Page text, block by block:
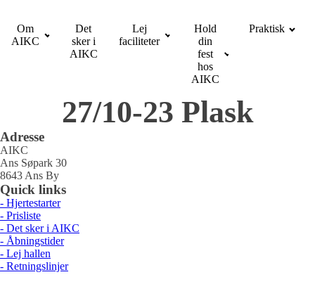
Om
AIKC
Det
sker i
AIKC
Lej
faciliteter
Hold
din
fest
hos
AIKC
Praktisk
27/10-23 Plask
Adresse
AIKC
Ans Søpark 30
8643 Ans By
Quick links
- Hjertestarter
- Prisliste
- Det sker i AIKC
- Åbningstider
- Lej hallen
- Retningslinjer